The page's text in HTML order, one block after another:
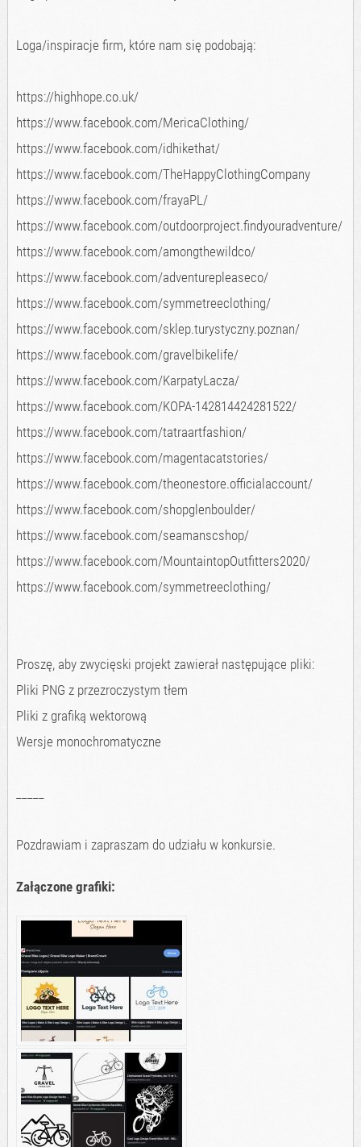
Loga/inspiracje firm, które nam się podobają:
https://highhope.co.uk/
https://www.facebook.com/MericaClothing/
https://www.facebook.com/idhikethat/
https://www.facebook.com/TheHappyClothingCompany
https://www.facebook.com/frayaPL/
https://www.facebook.com/outdoorproject.findyouradventure/
https://www.facebook.com/amongthewildco/
https://www.facebook.com/adventurepleaseco/
https://www.facebook.com/symmetreeclothing/
https://www.facebook.com/sklep.turystyczny.poznan/
https://www.facebook.com/gravelbikelife/
https://www.facebook.com/KarpatyLacza/
https://www.facebook.com/KOPA-142814424281522/
https://www.facebook.com/tatraartfashion/
https://www.facebook.com/magentacatstories/
https://www.facebook.com/theonestore.officialaccount/
https://www.facebook.com/shopglenboulder/
https://www.facebook.com/seamanscshop/
https://www.facebook.com/MountaintopOutfitters2020/
https://www.facebook.com/symmetreeclothing/
Proszę, aby zwycięski projekt zawierał następujące pliki:
Pliki PNG z przezroczystym tłem
Pliki z grafiką wektorową
Wersje monochromatyczne
Pozdrawiam i zapraszam do udziału w konkursie.
Załączone grafiki: